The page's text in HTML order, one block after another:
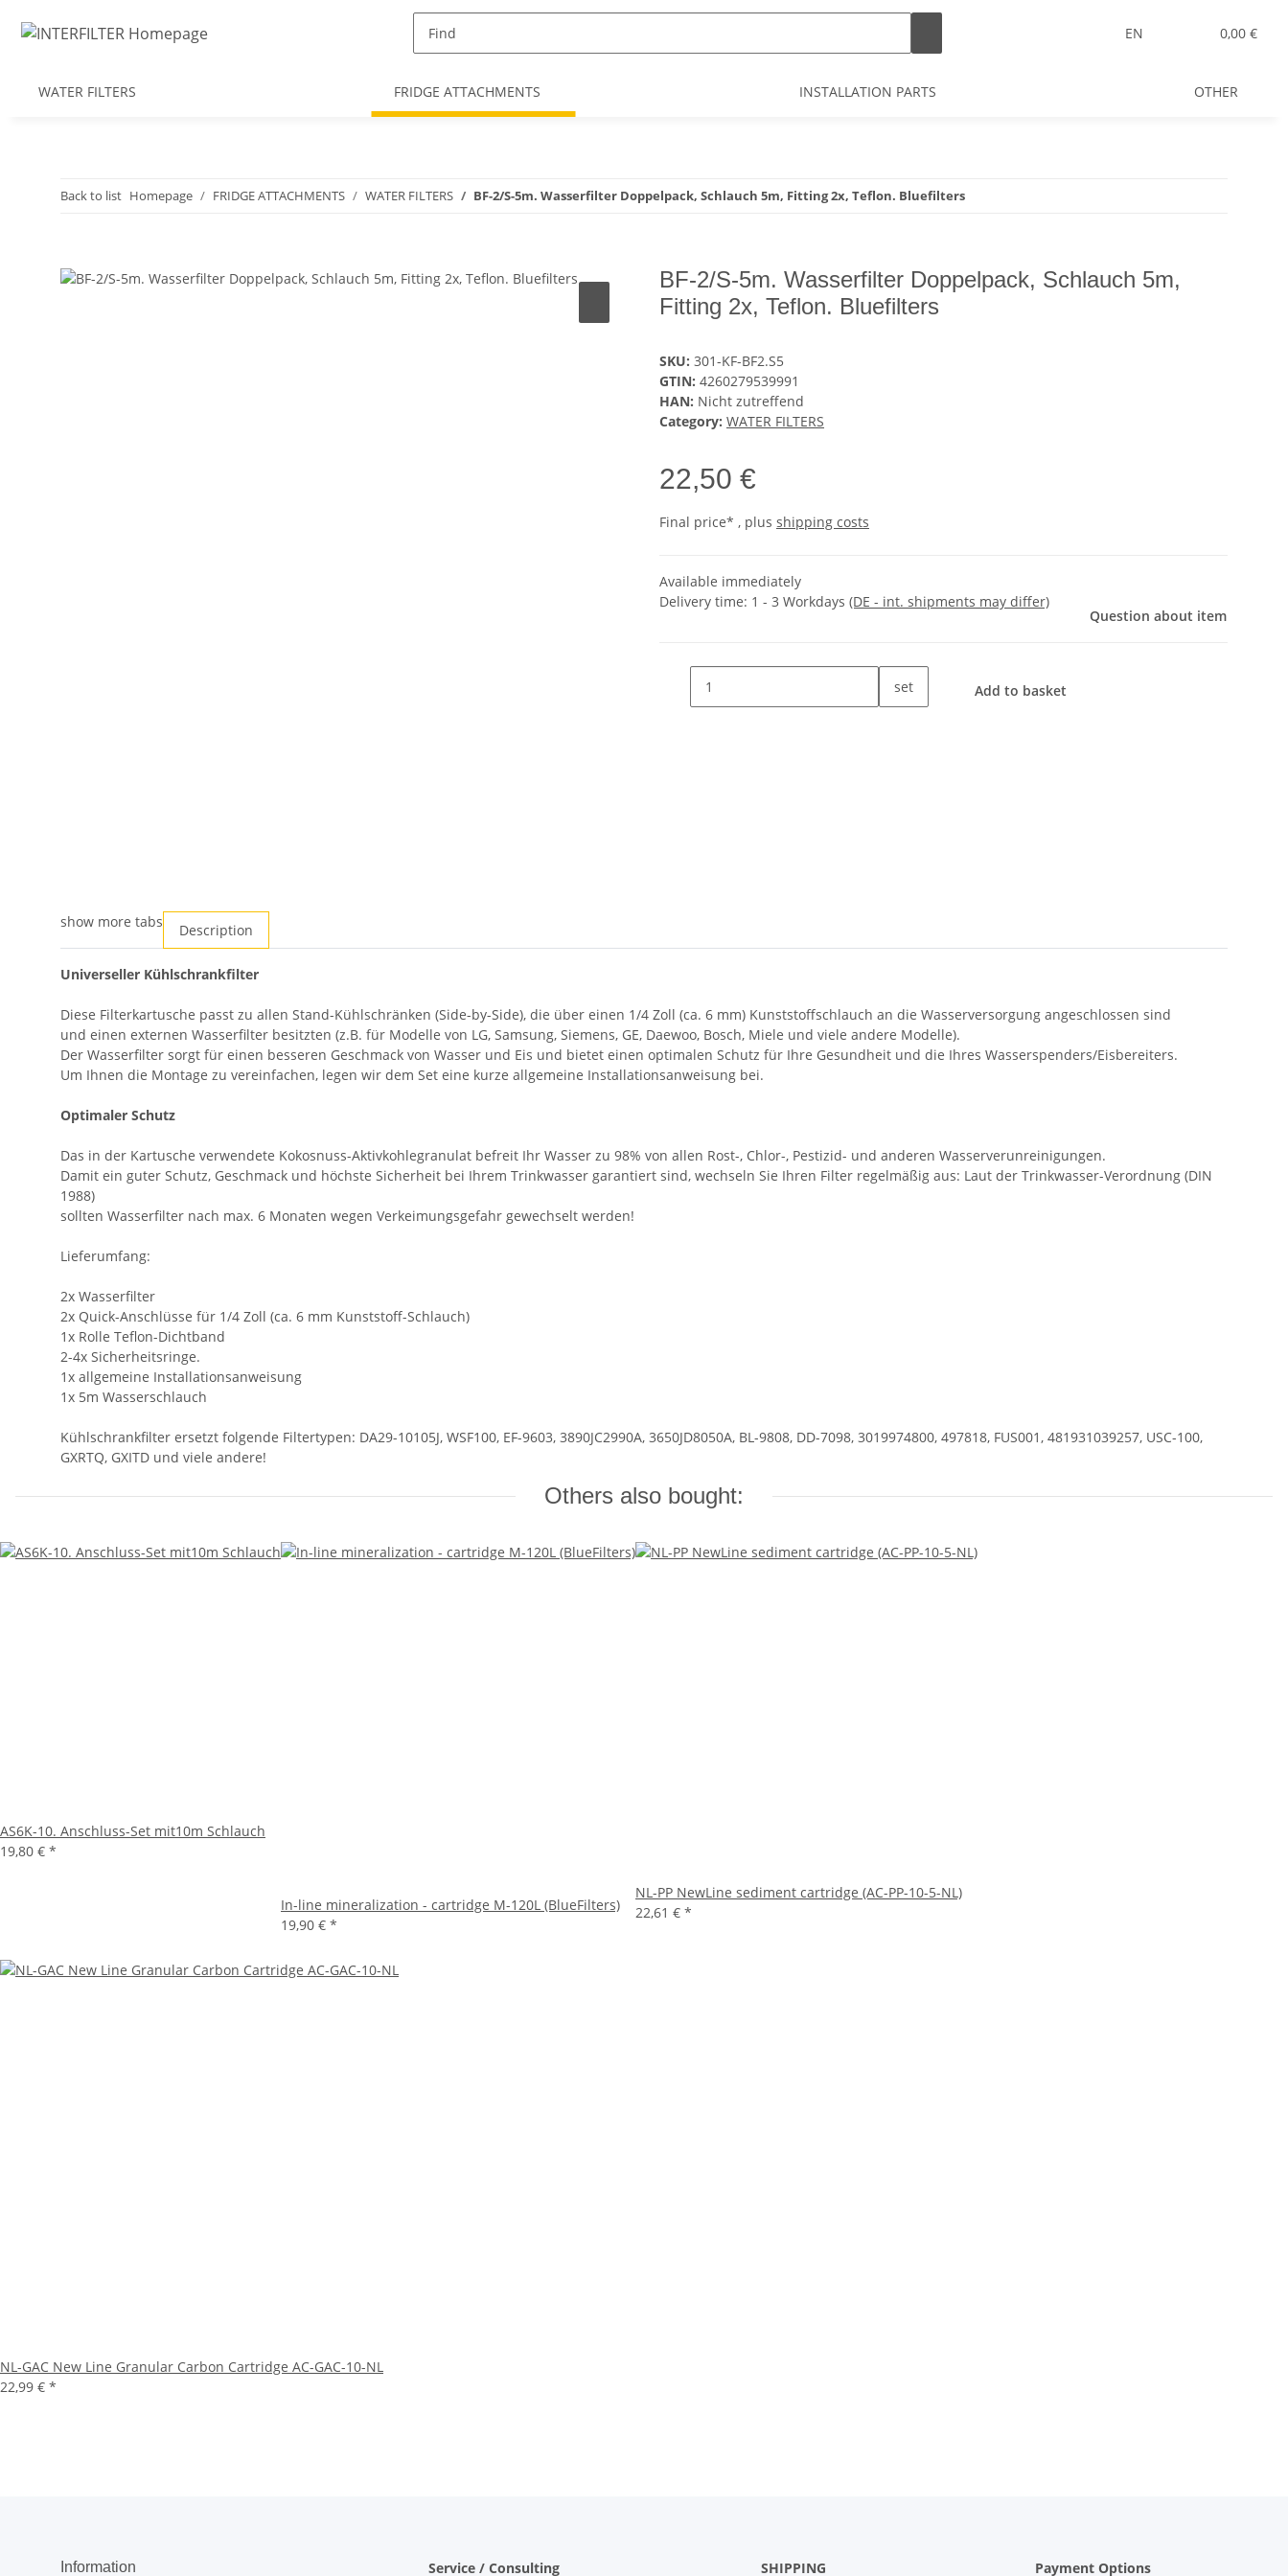
EN 0,00 €
WATER FILTERS FRIDGE ATTACHMENTS INSTALLATION PARTS OTHER
Back to list Homepage FRIDGE ATTACHMENTS WATER FILTERS BF-2/S-5m. Wasserfilter Doppelpack, Schlauch 5m, Fitting 2x, Teflon. Bluefilters
BF-2/S-5m. Wasserfilter Doppelpack, Schlauch 5m,
Fitting 2x, Teflon. Bluefilters
SKU: 301-KF-BF2.S5
GTIN: 4260279539991
HAN: Nicht zutreffend
Category: WATER FILTERS
22,50 €
Final price* , plus shipping costs
Available immediately
Delivery time: 1 - 3 Workdays (DE - int. shipments may differ)
Question about item
set Add to basket
show more tabs Description
Universeller Kühlschrankfilter
Diese Filterkartusche passt zu allen Stand-Kühlschränken (Side-by-Side), die über einen 1/4 Zoll (ca. 6 mm) Kunststoffschlauch an die Wasserversorgung angeschlossen sind
und einen externen Wasserfilter besitzten (z.B. für Modelle von LG, Samsung, Siemens, GE, Daewoo, Bosch, Miele und viele andere Modelle).
Der Wasserfilter sorgt für einen besseren Geschmack von Wasser und Eis und bietet einen optimalen Schutz für Ihre Gesundheit und die Ihres Wasserspenders/Eisbereiters.
Um Ihnen die Montage zu vereinfachen, legen wir dem Set eine kurze allgemeine Installationsanweisung bei.
Optimaler Schutz
Das in der Kartusche verwendete Kokosnuss-Aktivkohlegranulat befreit Ihr Wasser zu 98% von allen Rost-, Chlor-, Pestizid- und anderen Wasserverunreinigungen.
Damit ein guter Schutz, Geschmack und höchste Sicherheit bei Ihrem Trinkwasser garantiert sind, wechseln Sie Ihren Filter regelmäßig aus: Laut der Trinkwasser-Verordnung (DIN
1988)
sollten Wasserfilter nach max. 6 Monaten wegen Verkeimungsgefahr gewechselt werden!
Lieferumfang:
2x Wasserfilter
2x Quick-Anschlüsse für 1/4 Zoll (ca. 6 mm Kunststoff-Schlauch)
1x Rolle Teflon-Dichtband
2-4x Sicherheitsringe.
1x allgemeine Installationsanweisung
1x 5m Wasserschlauch
Kühlschrankfilter ersetzt folgende Filtertypen: DA29-10105J, WSF100, EF-9603, 3890JC2990A, 3650JD8050A, BL-9808, DD-7098, 3019974800, 497818, FUS001, 481931039257, USC-100,
GXRTQ, GXITD und viele andere!
Others also bought:
AS6K-10. Anschluss-Set mit10m Schlauch
19,80 € *
In-line mineralization - cartridge M-120L (BlueFilters)
19,90 € *
NL-PP NewLine sediment cartridge (AC-PP-10-5-NL)
22,61 € *
NL-GAC New Line Granular Carbon Cartridge AC-GAC-10-NL
22,99 € *
Information Service / Consulting SHIPPING Payment Options